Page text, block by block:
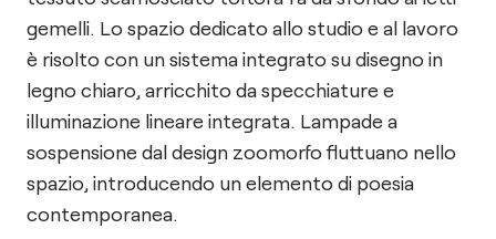
gemelli. Lo spazio dedicato allo studio e al lavoro
è risolto con un sistema integrato su disegno in
legno chiaro, arricchito da specchiature e
illuminazione lineare integrata. Lampade a
sospensione dal design zoomorfo fluttuano nello
spazio, introducendo un elemento di poesia
contemporanea.